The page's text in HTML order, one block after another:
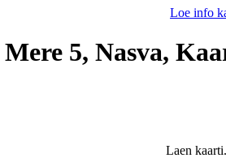
Loe info
Mere 5, Nasva,
Laen